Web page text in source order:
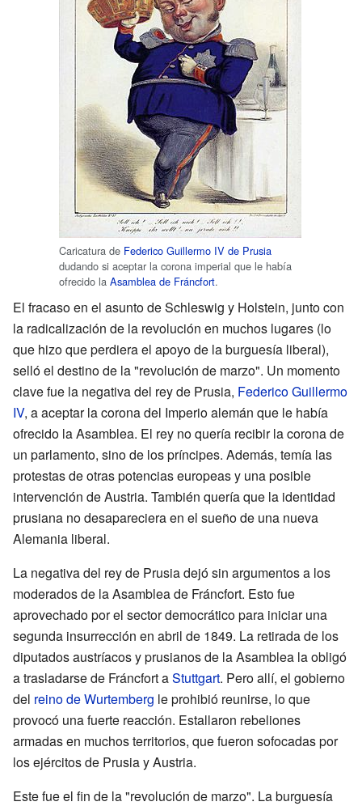
Caricatura de Federico Guillermo IV de Prusia
dudando si aceptar la corona imperial que le había
ofrecido la Asamblea de Fráncfort.
El fracaso en el asunto de Schleswig y Holstein, junto con
la radicalización de la revolución en muchos lugares (lo
que hizo que perdiera el apoyo de la burguesía liberal),
selló el destino de la "revolución de marzo". Un momento
clave fue la negativa del rey de Prusia, Federico Guillermo
IV, a aceptar la corona del Imperio alemán que le había
ofrecido la Asamblea. El rey no quería recibir la corona de
un parlamento, sino de los príncipes. Además, temía las
protestas de otras potencias europeas y una posible
intervención de Austria. También quería que la identidad
prusiana no desapareciera en el sueño de una nueva
Alemania liberal.
La negativa del rey de Prusia dejó sin argumentos a los
moderados de la Asamblea de Fráncfort. Esto fue
aprovechado por el sector democrático para iniciar una
segunda insurrección en abril de 1849. La retirada de los
diputados austríacos y prusianos de la Asamblea la obligó
a trasladarse de Fráncfort aStuttgart. Pero allí, el gobierno
del reino de Wurtemberg le prohibió reunirse, lo que
provocó una fuerte reacción. Estallaron rebeliones
armadas en muchos territorios, que fueron sofocadas por
los ejércitos de Prusia y Austria.
Este fue el fin de la "revolución de marzo". La burguesía